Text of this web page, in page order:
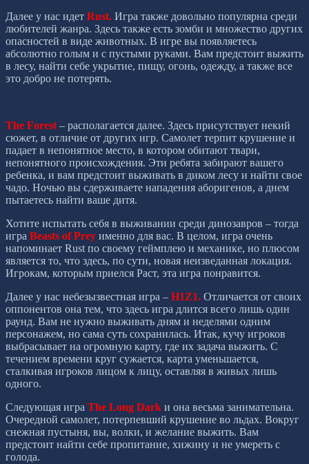
Далее у нас идет Rust. Игра также довольно популярна среди
любителей жанра. Здесь также есть зомби и множество других
опасностей в виде животных. В игре вы появляетесь
абсолютно голым и с пустыми руками. Вам предстоит выжить
в лесу, найти себе укрытие, пищу, огонь, одежду, а также все
это добро не потерять.
The Forest– располагается далее. Здесь присутствует некий
сюжет, в отличие от других игр. Самолет терпит крушение и
падает в непонятное место, в котором обитают твари,
непонятного происхождения. Эти ребята забирают вашего
ребенка, и вам предстоит выживать в диком лесу и найти свое
чадо. Ночью вы сдерживаете нападения аборигенов, а днем
пытаетесь найти ваше дитя.
Хотите испытать себя в выживании среди динозавров – тогда
игра Beasts of Prey именно для вас. В целом, игра очень
напоминает Rust по своему геймплею и механике, но плюсом
является то, что здесь, по сути, новая неизведанная локация.
Игрокам, которым приелся Раст, эта игра понравится.
Далее у нас небезызвестная игра – H1Z1. Отличается от своих
оппонентов она тем, что здесь игра длится всего лишь один
раунд. Вам не нужно выживать дням и неделями одним
персонажем, но сама суть сохранилась. Итак, кучу игроков
выбрасывает на огромную карту, где их задача выжить. С
течением времени круг сужается, карта уменьшается,
сталкивая игроков лицом к лицу, оставляя в живых лишь
одного.
Следующая игра The Long Dark и она весьма занимательна.
Очередной самолет, потерпевший крушение во льдах. Вокруг
снежная пустыня, вы, волки, и желание выжить. Вам
предстоит найти себе пропитание, хижину и не умереть с
голода.